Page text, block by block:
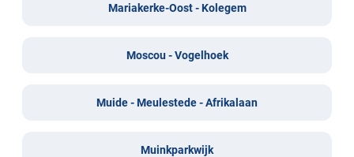
Mariakerke-Oost - Kolegem
Moscou - Vogelhoek
Muide - Meulestede - Afrikalaan
Muinkparkwijk